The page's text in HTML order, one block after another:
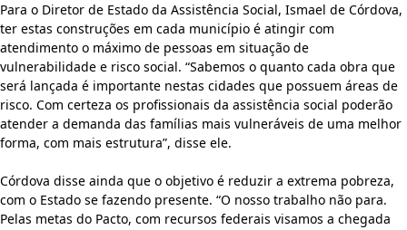
Para o Diretor de Estado da Assistência Social, Ismael de Córdova,
ter estas construções em cada município é atingir com
atendimento o máximo de pessoas em situação de
vulnerabilidade e risco social. “Sabemos o quanto cada obra que
será lançada é importante nestas cidades que possuem áreas de
risco. Com certeza os profissionais da assistência social poderão
atender a demanda das famílias mais vulneráveis de uma melhor
forma, com mais estrutura”, disse ele.
Córdova disse ainda que o objetivo é reduzir a extrema pobreza,
com o Estado se fazendo presente. “O nosso trabalho não para.
Pelas metas do Pacto, com recursos federais visamos a chegada